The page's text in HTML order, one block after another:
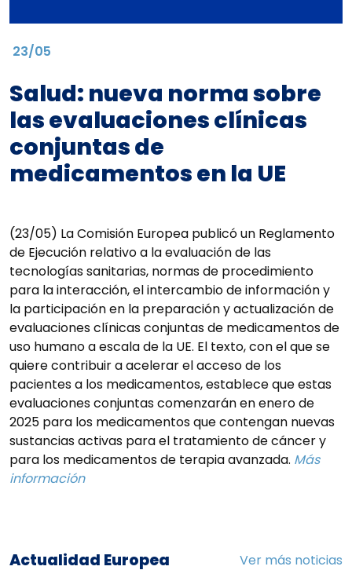
23/05
Salud: nueva norma sobre
las evaluaciones clínicas
conjuntas de
medicamentos en la UE
(23/05) La Comisión Europea publicó un Reglamento
de Ejecución relativo a la evaluación de las
tecnologías sanitarias, normas de procedimiento
para la interacción, el intercambio de información y
la participación en la preparación y actualización de
evaluaciones clínicas conjuntas de medicamentos de
uso humano a escala de la UE. El texto, con el que se
quiere contribuir a acelerar el acceso de los
pacientes a los medicamentos, establece que estas
evaluaciones conjuntas comenzarán en enero de
2025 para los medicamentos que contengan nuevas
sustancias activas para el tratamiento de cáncer y
para los medicamentos de terapia avanzada. Más
información
Actualidad Europea Ver más noticias